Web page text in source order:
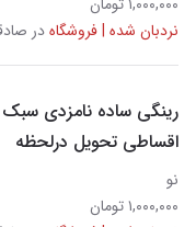
نردبان شده | فروشگاهدر
رینگی ساده نامزدی
اقساطی تحویل درلحظه
نو
۱,۰۰۰,۰۰۰ تومان